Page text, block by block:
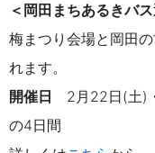
＜岡田まちあるきバ
梅まつり会場と岡田
れます。
開催日 2月22日(土)
の4日間